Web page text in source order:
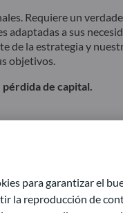
Requiere un
a sus
de la estrategia y
objetivos.
de capital.
para garantizar el
la reproducción de